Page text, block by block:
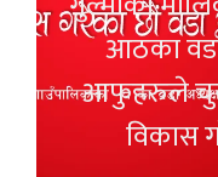
आठका
आफुहरुले
विकास